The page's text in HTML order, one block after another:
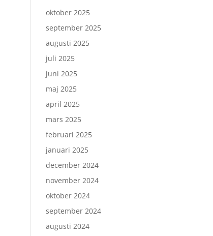
oktober 2025
september 2025
augusti 2025
juli 2025
juni 2025
maj 2025
april 2025
mars 2025
februari 2025
januari 2025
december 2024
november 2024
oktober 2024
september 2024
augusti 2024